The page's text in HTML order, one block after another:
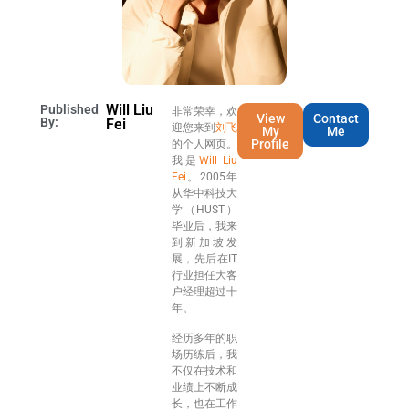
Published
By:
Will Liu
Fei
非常荣幸，欢
迎您来到 刘飞
的个人网页。
我是 Will Liu
Fei 。2005年
从华中科技大
学（HUST）
毕业后，我来
到新加坡发
展，先后在IT
行业担任大客
户经理超过十
年。
经历多年的职
场历练后，我
不仅在技术和
业绩上不断成
长，也在工作
View
My
Profile
Contact
Me